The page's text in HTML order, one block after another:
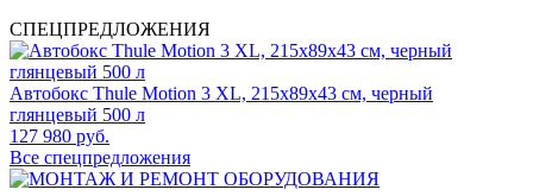
СПЕЦПРЕДЛОЖЕНИЯ
Автобокс Thule Motion 3 XL, 215x89x43 см, черный
глянцевый 500 л
127 980 руб.
Все спецпредложения